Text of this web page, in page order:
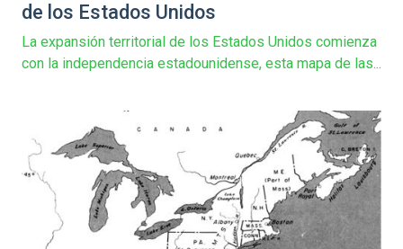
de los Estados Unidos
La expansión territorial de los Estados Unidos comienza
con la independencia estadounidense, esta mapa de las...